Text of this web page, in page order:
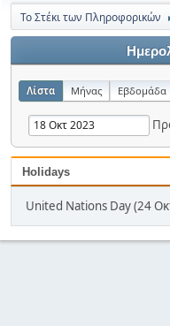
Το Στέκι των Πληροφορικών
Λίστα Μήνας Εβδομάδα
Holidays
United Nations Day (24